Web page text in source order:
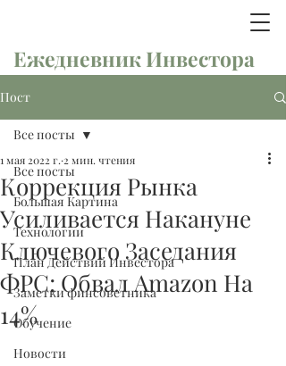
Ежедневник Инвестора
Пост
Все посты
Большая Картина
Технологии
План Действий Инвестора
Заметки финсоветника
Обучение
Новости
Все посты
Коррекция Рынка
Усиливается Накануне
Ключевого Заседания
ФРС; Обвал Amazon На
14%
1 мая 2022 г. 2 мин. чтения